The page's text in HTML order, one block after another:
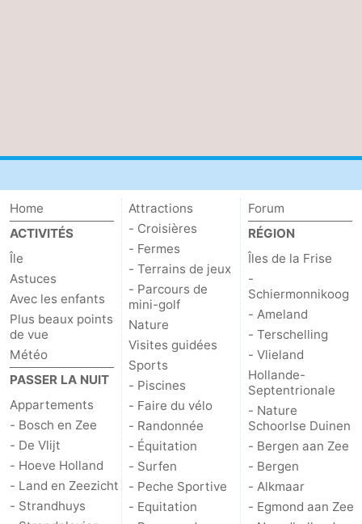
Wadden
manger
Pratiques
Route
-
Ferry
-
des
Wadden
Adresses
Médicales
Région
Îles
Home
ACTIVITÉS
Île
Astuces
Avec les enfants
Plus beaux points
de vue
Météo
PASSER LA NUIT
Appartements
- Bosch en Zee
- De Vlijt
- Hoeve Holland
- Land en Zeezicht
- Strandhuys
Attractions
- Croisières
- Fermes
- Terrains de jeux
- Parcours de
mini-golf
Nature
Visites guidées
Sports
- Piscines
- Faire du vélo
- Randonnée
- Équitation
- Surfen
- Peche Sportive
- Equitation
Forum
RÉGION
Îles de la Frise
-
Schiermonnikoog
- Ameland
- Terschelling
- Vlieland
Hollande-
Septentrionale
- Nature
Schoorlse Duinen
- Bergen aan Zee
- Bergen
- Alkmaar
- Egmond aan Zee